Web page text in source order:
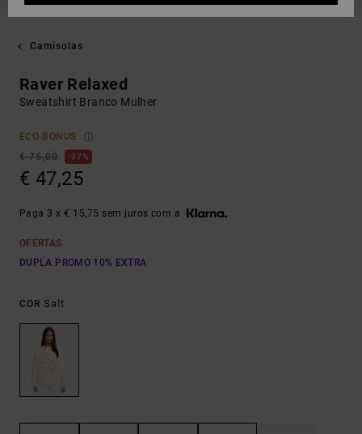
Camisolas
Raver Relaxed
Sweatshirt Branco Mulher
ECO-BONUS
€ 75,00
37%
€ 47,25
Paga 3 x € 15,75 sem juros com a
OFERTAS
DUPLA PROMO 10% EXTRA
COR Salt